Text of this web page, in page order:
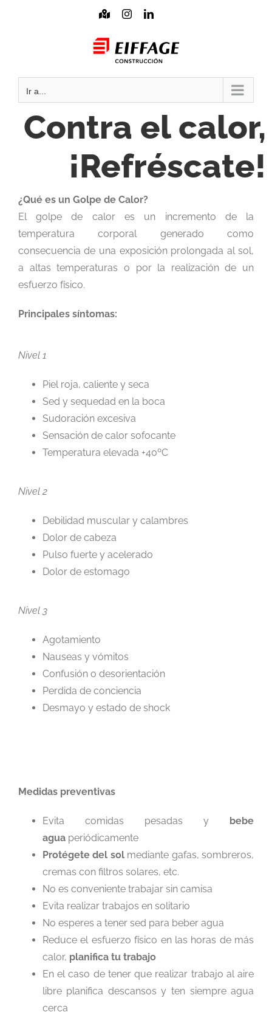
MapaInstagramLinkedIn
Ir a...
Contra el calor,
¡Refréscate!
¿Qué es un Golpe de Calor?
El golpe de calor es un incremento de la
temperatura corporal generado como
consecuencia de una exposición prolongada al sol,
a altas temperaturas o por la realización de un
esfuerzo físico.
Principales síntomas:
Nivel 1
Piel roja, caliente y seca
Sed y sequedad en la boca
Sudoración excesiva
Sensación de calor sofocante
Temperatura elevada +40ºC
Nivel 2
Debilidad muscular y calambres
Dolor de cabeza
Pulso fuerte y acelerado
Dolor de estomago
Nivel 3
Agotamiento
Nauseas y vómitos
Confusión o desorientación
Perdida de conciencia
Desmayo y estado de shock
Medidas preventivas
Evita comidas pesadas y bebe
aguaperiódicamente
Protégete del sol mediante gafas, sombreros,
cremas con filtros solares, etc.
No es conveniente trabajar sin camisa
Evita realizar trabajos en solitario
No esperes a tener sed para beber agua
Reduce el esfuerzo físico en las horas de más
calor, planifica tu trabajo
En el caso de tener que realizar trabajo al aire
libre planifica descansos y ten siempre agua
cerca